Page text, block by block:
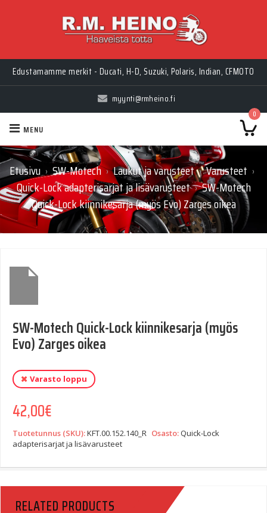
Edustamamme merkit - Ducati, H-D, Suzuki, Polaris, Indian, CFMOTO
myynti@rmheino.fi
0
MENU
Etusivu › SW-Motech › Laukut ja varusteet › Varusteet ›
Quick-Lock adapterisarjat ja lisävarusteet › SW-Motech
Quick-Lock kiinnikesarja (myös Evo) Zarges oikea
SW-Motech Quick-Lock kiinnikesarja (myös
Evo) Zarges oikea
Varasto loppu
42,00€
Tuotetunnus (SKU):KFT.00.152.140_R Osasto:Quick-Lock
adapterisarjat ja lisävarusteet
RELATED PRODUCTS